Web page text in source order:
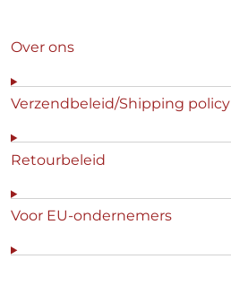
Over ons
Verzendbeleid/Shipping policy
Retourbeleid
Voor EU-ondernemers